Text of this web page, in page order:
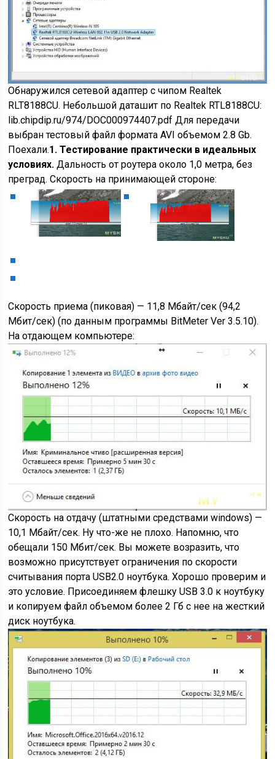
Обнаружился сетевой адаптер с чипом Realtek
RLT8188CU. Небольшой даташит по Realtek RTL8188CU:
lib.chipdip.ru/974/DOC000974407.pdf Для передачи
выбран тестовый файл формата AVI объемом 2.8 Gb.
Поехали.1. Тестирование практически в идеальных
условиях. Дальность от роутера около 1,0 метра, без
преград. Скорость на принимающей стороне:
Скорость приема (пиковая) — 11,8 Мбайт/сек (94,2
Мбит/сек) (по данным программы BitMeter Ver 3.5.10).
На отдающем компьютере:
Скорость на отдачу (штатными средствами windows) —
10,1 Мбайт/сек. Ну что-же не плохо. Напомню, что
обещали 150 Мбит/сек. Вы можете возразить, что
возможно присутствует ограничения по скорости
считывания порта USB2.0 ноутбука. Хорошо проверим и
это условие. Присоединяем флешку USB 3.0 к ноутбуку
и копируем файл объемом более 2 Гб с нее на жесткий
диск ноутбука.